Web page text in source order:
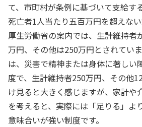
て、市町村が条例に基づいて支給す
死亡者1人当たり五百万円を超えない
厚生労働省の案内では、生計維持者
万円、その他は250万円とされてい
は、災害で精神または身体に著しい
度で、生計維持者250万円、その他
け見ると大きく感じますが、家計や
を考えると、実際には「足りる」よ
意味合いが強い制度です。